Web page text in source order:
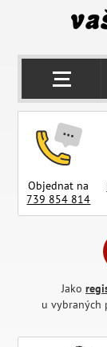
Objednat na
739 854 814
Jako
u